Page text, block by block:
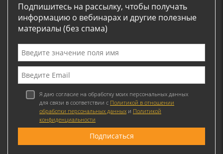
Подпишитесь на рассылку, чтобы получать
информацию о вебинарах и другие полезные
материалы (без спама)
Я даю согласие на обработку моих персональных данных
для связи в соответствии с Политикой в отношении
обработки персональных данных и Политикой
конфиденциальности